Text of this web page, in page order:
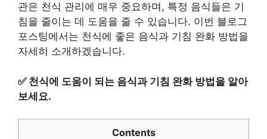
관은 천식 관리에 매우 중요하며, 특정 음식들은 기
침을 줄이는 데 도움을 줄 수 있습니다. 이번 블로그
포스팅에서는 천식에 좋은 음식과 기침 완화 방법을
자세히 소개하겠습니다.
✅ 천식에 도움이 되는 음식과 기침 완화 방법을 알아
보세요.
Contents